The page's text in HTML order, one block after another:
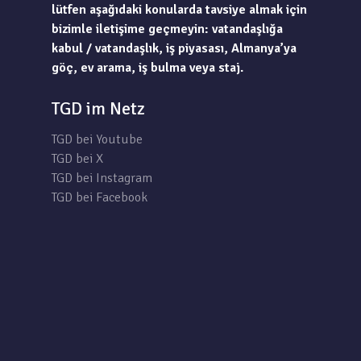
lütfen aşağıdaki konularda tavsiye almak için
bizimle iletişime geçmeyin: vatandaşlığa
kabul / vatandaşlık, iş piyasası, Almanya’ya
göç, ev arama, iş bulma veya staj.
TGD im Netz
TGD bei Youtube
TGD bei X
TGD bei Instagram
TGD bei Facebook